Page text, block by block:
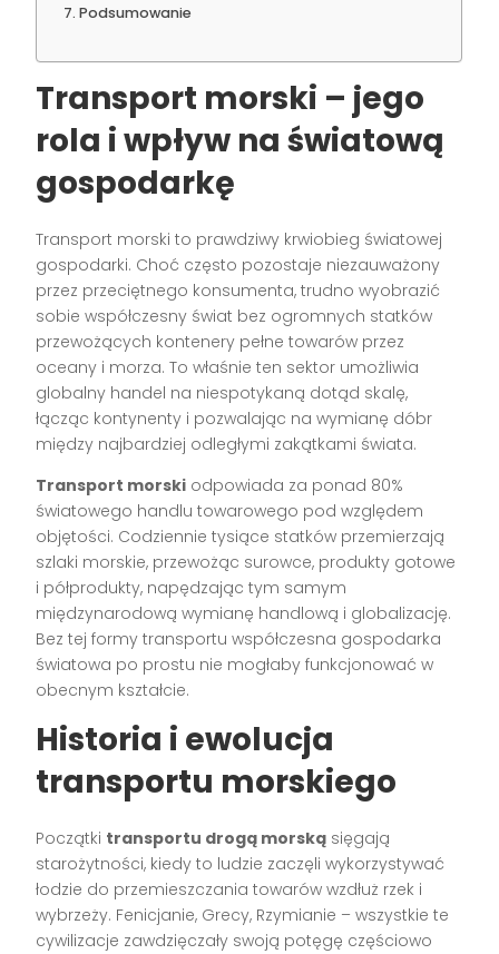
Podsumowanie
Transport morski – jego
rola i wpływ na światową
gospodarkę
Transport morski to prawdziwy krwiobieg światowej
gospodarki. Choć często pozostaje niezauważony
przez przeciętnego konsumenta, trudno wyobrazić
sobie współczesny świat bez ogromnych statków
przewożących kontenery pełne towarów przez
oceany i morza. To właśnie ten sektor umożliwia
globalny handel na niespotykaną dotąd skalę,
łącząc kontynenty i pozwalając na wymianę dóbr
między najbardziej odległymi zakątkami świata.
Transport morski odpowiada za ponad 80%
światowego handlu towarowego pod względem
objętości. Codziennie tysiące statków przemierzają
szlaki morskie, przewożąc surowce, produkty gotowe
i półprodukty, napędzając tym samym
międzynarodową wymianę handlową i globalizację.
Bez tej formy transportu współczesna gospodarka
światowa po prostu nie mogłaby funkcjonować w
obecnym kształcie.
Historia i ewolucja
transportu morskiego
Początki transportu drogą morską sięgają
starożytności, kiedy to ludzie zaczęli wykorzystywać
łodzie do przemieszczania towarów wzdłuż rzek i
wybrzeży. Fenicjanie, Grecy, Rzymianie – wszystkie te
cywilizacje zawdzięczały swoją potęgę częściowo